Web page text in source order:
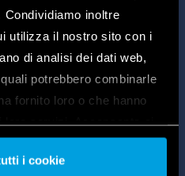
inoltre
utilizza il nostro sito con i
di analisi dei dati web,
potrebbero combinarle
fornito loro o che hanno
utilizzare il nostro sito web.
i cookie